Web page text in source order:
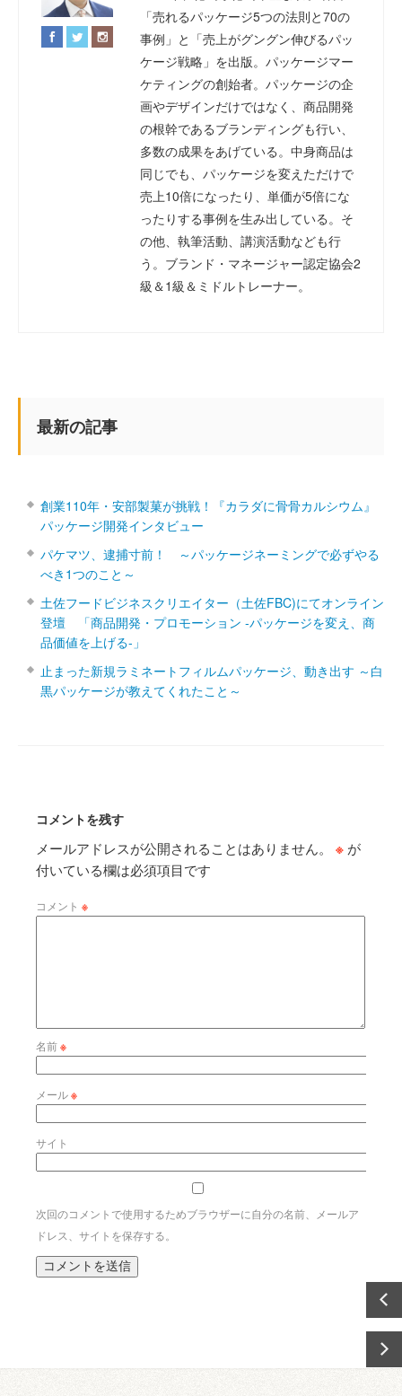
「売れるパッケージ5つの法則と70の
事例」と「売上がグングン伸びるパッ
ケージ戦略」を出版。パッケージマー
ケティングの創始者。パッケージの企
画やデザインだけではなく、商品開発
の根幹であるブランディングも行い、
多数の成果をあげている。中身商品は
同じでも、パッケージを変えただけで
売上10倍になったり、単価が5倍にな
ったりする事例を生み出している。そ
の他、執筆活動、講演活動なども行
う。ブランド・マネージャー認定協会2
級＆1級＆ミドルトレーナー。
最新の記事
創業110年・安部製菓が挑戦！『カラダに骨骨カルシウム』
パッケージ開発インタビュー
パケマツ、逮捕寸前！ ～パッケージネーミングで必ずやる
べき1つのこと～
土佐フードビジネスクリエイター（土佐FBC)にてオンライン
登壇 「商品開発・プロモーション ‐パッケージを変え、商
品価値を上げる‐」
止まった新規ラミネートフィルムパッケージ、動き出す ～白
黒パッケージが教えてくれたこと～
コメントを残す
メールアドレスが公開されることはありません。 ※ が
付いている欄は必須項目です
コメント ※
名前※
メール※
サイト
次回のコメントで使用するためブラウザーに自分の名前、メールア
ドレス、サイトを保存する。